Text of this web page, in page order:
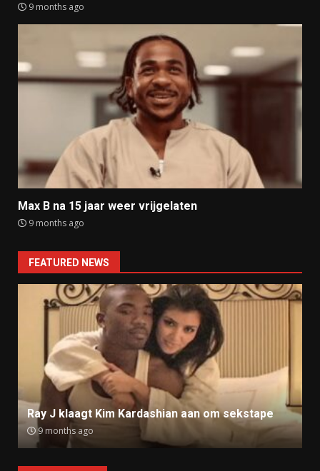
9 months ago
Max B na 15 jaar weer vrijgelaten
9 months ago
FEATURED NEWS
Ray J klaagt Kim Kardashian aan om sekstape
9 months ago